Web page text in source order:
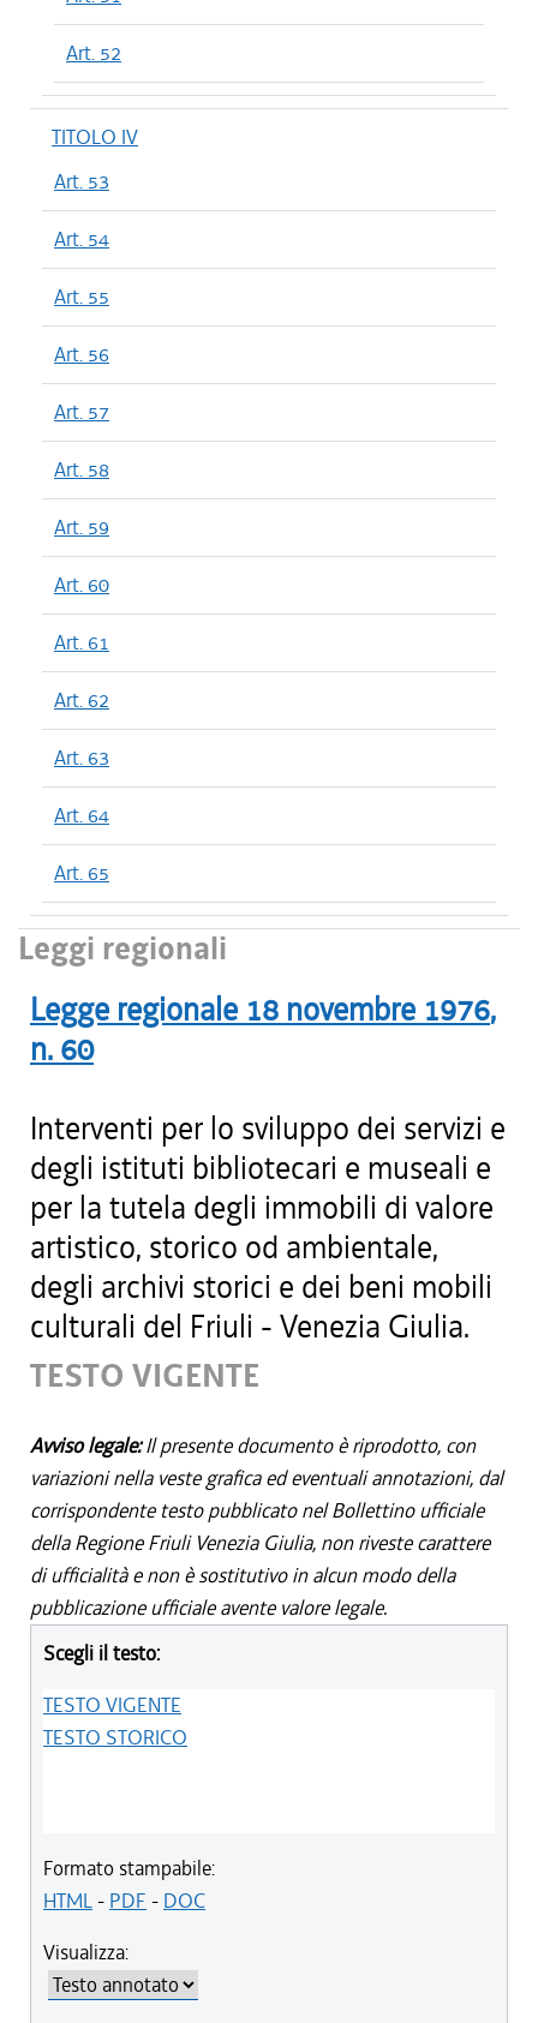
Art. 52
TITOLO IV
Art. 53
Art. 54
Art. 55
Art. 56
Art. 57
Art. 58
Art. 59
Art. 60
Art. 61
Art. 62
Art. 63
Art. 64
Art. 65
Leggi regionali
Legge regionale 18 novembre 1976,
n. 60
Interventi per lo sviluppo dei servizi e
degli istituti bibliotecari e museali e
per la tutela degli immobili di valore
artistico, storico od ambientale,
degli archivi storici e dei beni mobili
culturali del Friuli - Venezia Giulia.
TESTO VIGENTE
Avviso legale:Il presente documento è riprodotto, con
variazioni nella veste grafica ed eventuali annotazioni, dal
corrispondente testo pubblicato nel Bollettino ufficiale
della Regione Friuli Venezia Giulia, non riveste carattere
di ufficialità e non è sostitutivo in alcun modo della
pubblicazione ufficiale avente valore legale.
Scegli il testo:
TESTO VIGENTE
TESTO STORICO
Formato stampabile:
HTML- PDF - DOC
Visualizza: